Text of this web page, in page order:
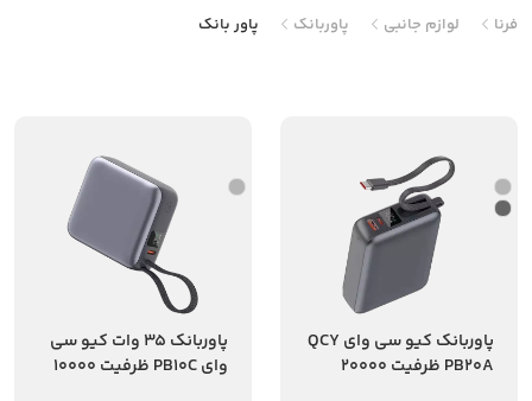
فرنا لوازم جانبی پاوربانک پاور بانک
پاوربانک کیو سی وای QCY
PB20A ظرفیت 20000
پاوربانک 35 وات کیو سی
وای PB10C ظرفیت 10000